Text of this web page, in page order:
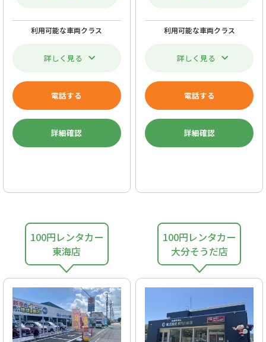
利用可能な車両クラス
詳しく見る
電話する
詳細確認
利用可能な車両クラス
詳しく見る
電話する
詳細確認
100円レンタカー
東海店
100円レンタカー
大分そうだ店